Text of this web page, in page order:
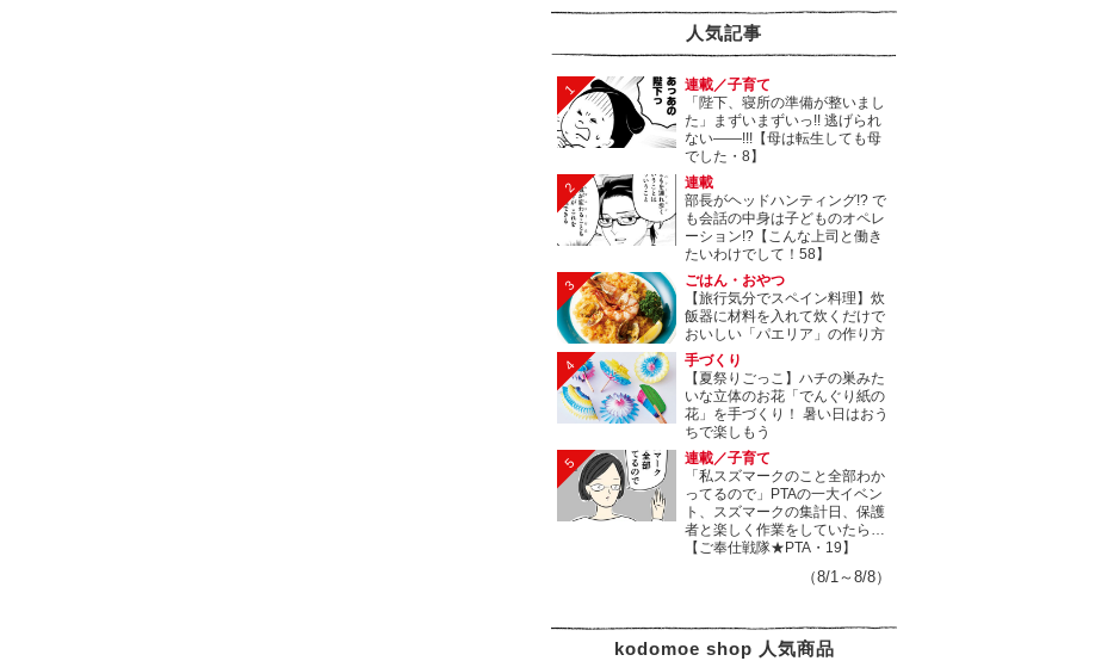
人気記事
1
連載／子育て
「陛下、寝所の準備が整いまし
た」まずいまずいっ!! 逃げられ
ない――!!!【母は転生しても母
でした・8】
2
連載
部長がヘッドハンティング!? で
も会話の中身は子どものオペレ
ーション!?【こんな上司と働き
たいわけでして！58】
3
ごはん・おやつ
【旅行気分でスペイン料理】炊
飯器に材料を入れて炊くだけで
おいしい「パエリア」の作り方
4
手づくり
【夏祭りごっこ】ハチの巣みた
いな立体のお花「でんぐり紙の
花」を手づくり！ 暑い日はおう
ちで楽しもう
5
連載／子育て
「私スズマークのこと全部わか
ってるので」PTAの一大イベン
ト、スズマークの集計日、保護
者と楽しく作業をしていたら…
【ご奉仕戦隊★PTA・19】
（8/1～8/8）
kodomoe shop 人気商品